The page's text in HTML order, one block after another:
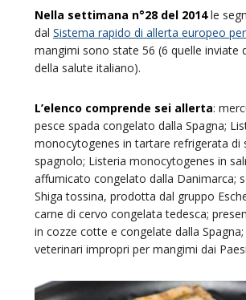
Nella settimana n°28 del 2014le
dal Sistema rapido di allerta europeo
mangimi sono state 56 (6 quelle inviate
della salute italiano).
L’elenco comprende sei allerta:
pesce spada congelato dalla Spagna;
monocytogenes in tartare refrigerata di
spagnolo; Listeria monocytogenes in
affumicato congelato dalla Danimarca;
Shiga tossina, prodotta dal gruppo
carne di cervo congelata tedesca;
in cozze cotte e congelate dalla
veterinari impropri per mangimi dai